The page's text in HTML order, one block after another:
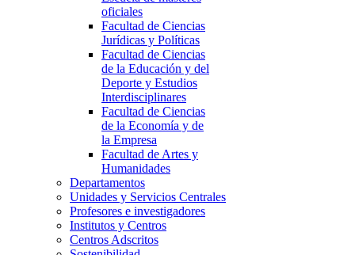
oficiales
Facultad de Ciencias
Jurídicas y Políticas
Facultad de Ciencias
de la Educación y del
Deporte y Estudios
Interdisciplinares
Facultad de Ciencias
de la Economía y de
la Empresa
Facultad de Artes y
Humanidades
Departamentos
Unidades y Servicios Centrales
Profesores e investigadores
Institutos y Centros
Centros Adscritos